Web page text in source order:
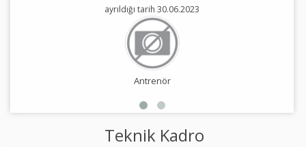
ayrıldığı tarih 30.06.2023
Antrenör
Teknik Kadro